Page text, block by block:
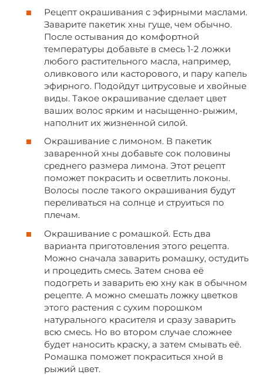
Рецепт окрашивания с эфирными маслами.
Заварите пакетик хны гуще, чем обычно.
После остывания до комфортной
температуры добавьте в смесь 1-2 ложки
любого растительного масла, например,
оливкового или касторового, и пару капель
эфирного. Подойдут цитрусовые и хвойные
виды. Такое окрашивание сделает цвет
ваших волос ярким и насыщенно-рыжим,
наполнит их жизненной силой.
Окрашивание с лимоном. В пакетик
заваренной хны добавьте сок половины
среднего размера лимона. Этот рецепт
поможет покрасить и осветлить локоны.
Волосы после такого окрашивания будут
переливаться на солнце и струиться по
плечам.
Окрашивание с ромашкой. Есть два
варианта приготовления этого рецепта.
Можно сначала заварить ромашку, остудить
и процедить смесь. Затем снова её
подогреть и заварить ею хну как в обычном
рецепте. А можно смешать ложку цветков
этого растения с сухим порошком
натурального красителя и сразу заварить
всю смесь. Но во втором случае сложнее
будет наносить краску, а затем смывать её.
Ромашка поможет покраситься хной в
рыжий цвет.